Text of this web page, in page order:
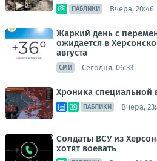
ПАБЛИКИ Вчера, 20:46
Жаркий день с
ожидается в
августа
СМИ Сегодня, 06:33
Хроника специальной
ПАБЛИКИ Вчера,
Солдаты ВСУ из
хотят воевать